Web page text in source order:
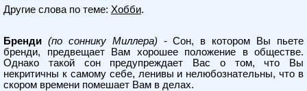
Другие слова по теме: Хобби.
Бренди (по соннику Миллера) - Сон, в котором Вы пьете
бренди, предвещает Вам хорошее положение в обществе.
Однако такой сон предупреждает Вас о том, что Вы
некритичны к самому себе, ленивы и нелюбознательны, что в
скором времени помешает Вам в делах.